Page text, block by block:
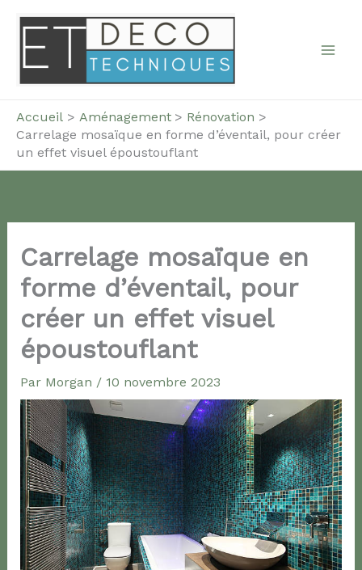
contenu
Accueil Aménagement
Rénovation
Carrelage mosaïque en forme d’éventail, pour créer
un effet visuel époustouflant
Carrelage mosaïque en
forme d’éventail, pour
créer un effet visuel
époustouflant
Par Morgan / 10 novembre 2023